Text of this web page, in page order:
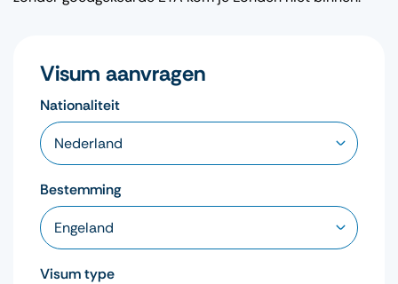
Visum aanvragen
Nationaliteit
Bestemming
Visum type